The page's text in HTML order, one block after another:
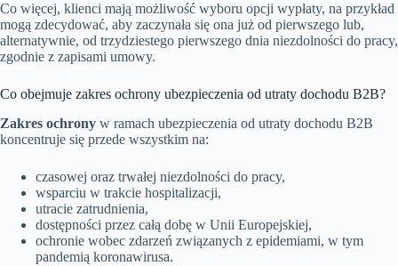
Co więcej, klienci mają możliwość wyboru opcji wypłaty, na przykład
mogą zdecydować, aby zaczynała się ona już od pierwszego lub,
alternatywnie, od trzydziestego pierwszego dnia niezdolności do pracy,
zgodnie z zapisami umowy.
Co obejmuje zakres ochrony ubezpieczenia od utraty dochodu B2B?
Zakres ochrony w ramach ubezpieczenia od utraty dochodu B2B
koncentruje się przede wszystkim na:
czasowej oraz trwałej niezdolności do pracy,
wsparciu w trakcie hospitalizacji,
utracie zatrudnienia,
dostępności przez całą dobę w Unii Europejskiej,
ochronie wobec zdarzeń związanych z epidemiami, w tym
pandemią koronawirusa.